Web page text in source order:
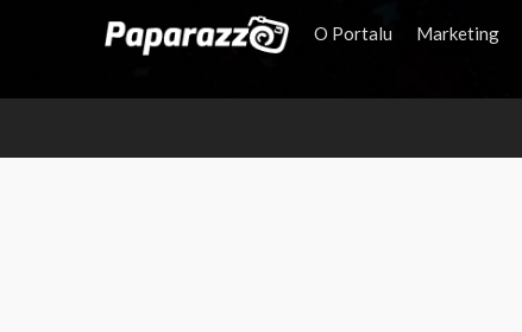
O Portalu Marketing